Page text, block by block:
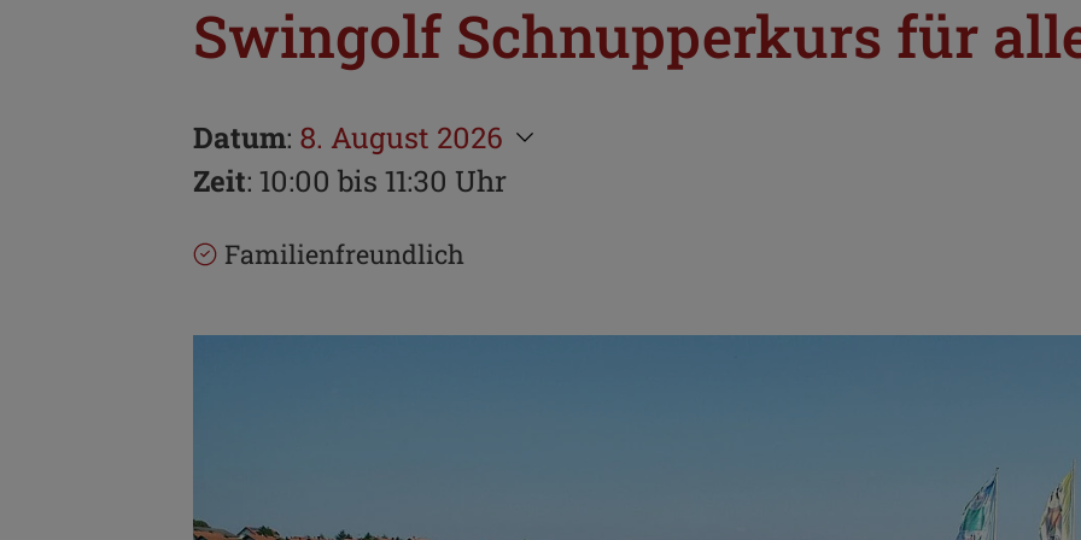
Swingolf Schnupperkurs für
Datum: 8. August 2026
Zeit: 10:00 bis 11:30 Uhr
Familienfreundlich